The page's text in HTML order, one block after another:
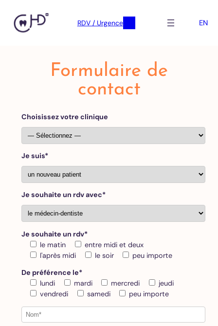
RDV / Urgence EN
Formulaire de
contact
Choisissez votre clinique
Je suis*
Je souhaite un rdv avec*
Je souhaite un rdv*
le matin
entre midi et deux
l'après midi
le soir
peu importe
De préférence le*
lundi
mardi mercredi
jeudi
vendredi
samedi peu importe